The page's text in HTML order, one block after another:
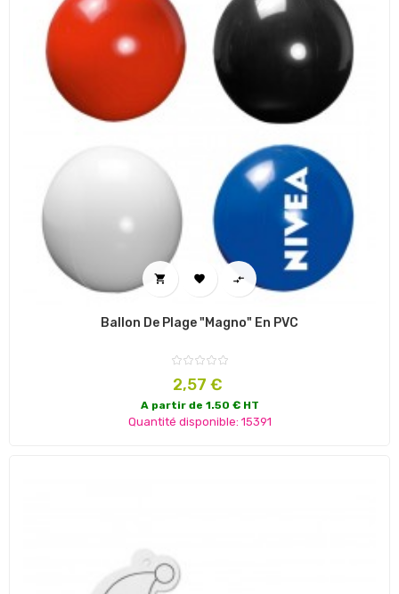
  
Ballon De Plage "Magno" En PVC
Prix
2,57 €
A partir de 1.50 € HT
Quantité disponible: 15391